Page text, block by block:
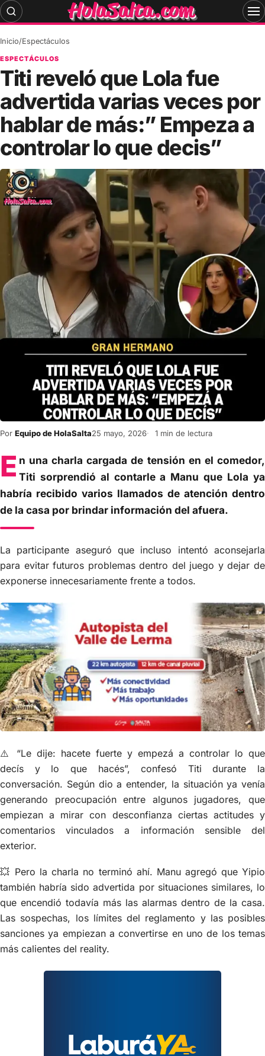
Skip
to
Inicio/Espectáculos
ESPECTÁCULOS
Titi reveló que Lola fue
advertida varias veces por
hablar de más:” Empeza a
controlar lo que decis”
Por Equipo de HolaSalta25 mayo, 2026 1 min de lectura
E n una charla cargada de tensión en el comedor,
Titi sorprendió al contarle a Manu que Lola ya
habría recibido varios llamados de atención dentro
de la casa por brindar información del afuera.
La participante aseguró que incluso intentó aconsejarla
para evitar futuros problemas dentro del juego y dejar de
exponerse innecesariamente frente a todos.
⚠️ “Le dije: hacete fuerte y empezá a controlar lo que
decís y lo que hacés”, confesó Titi durante la
conversación. Según dio a entender, la situación ya venía
generando preocupación entre algunos jugadores, que
empiezan a mirar con desconfianza ciertas actitudes y
comentarios vinculados a información sensible del
exterior.
💥 Pero la charla no terminó ahí. Manu agregó que Yipio
también habría sido advertida por situaciones similares, lo
que encendió todavía más las alarmas dentro de la casa.
Las sospechas, los límites del reglamento y las posibles
sanciones ya empiezan a convertirse en uno de los temas
más calientes del reality.